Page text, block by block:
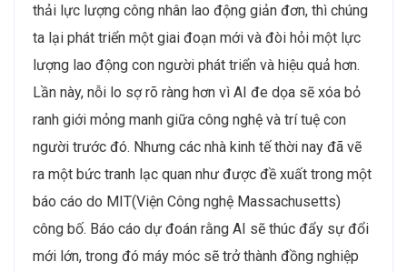
thải lực lượng công nhân lao động giản đơn, thì chúng
ta lại phát triển một giai đoạn mới và đòi hỏi một lực
lượng lao động con người phát triển và hiệu quả hơn.
Lần này, nỗi lo sợ rõ ràng hơn vì AI đe dọa sẽ xóa bỏ
ranh giới mỏng manh giữa công nghệ và trí tuệ con
người trước đó. Nhưng các nhà kinh tế thời nay đã vẽ
ra một bức tranh lạc quan như được đề xuất trong một
báo cáo do MIT(Viện Công nghệ Massachusetts)
công bố. Báo cáo dự đoán rằng AI sẽ thúc đẩy sự đổi
mới lớn, trong đó máy móc sẽ trở thành đồng nghiệp